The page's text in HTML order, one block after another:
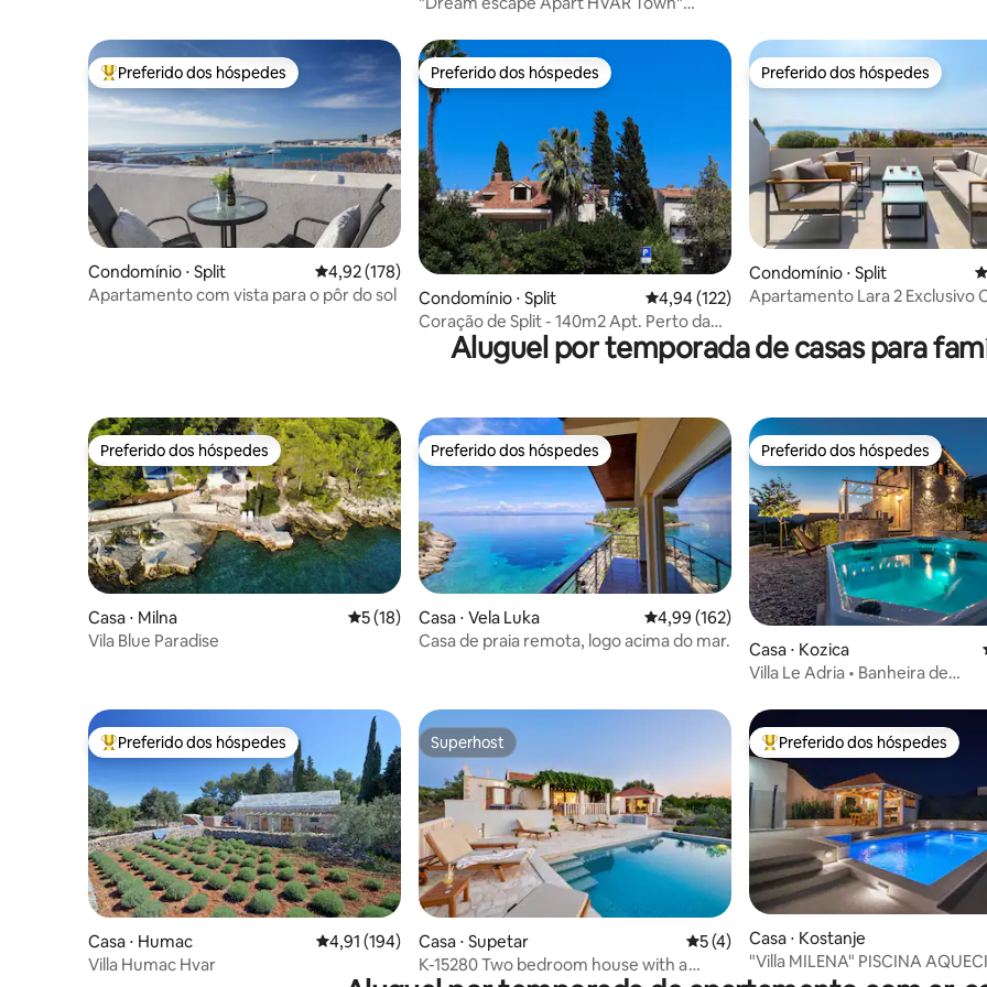
Entre os melhores preferidos dos hóspedes
Preferido dos hóspedes
Condomínio ⋅ Split 4,92 de uma avaliação média de 5, 178 avaliações
4,92 (178)
Apartamento com vista para o pôr do sol
Preferido dos hóspedes
Preferido dos hóspedes
Condomínio ⋅ Split 4,94 de uma avaliação média de 5, 122
4,94 (122)
Coração de Split - 140m2 Apt. Perto da
Cidade Velha e da Praia
Preferido dos hóspedes
Preferido dos hóspedes
Condomínio ⋅ Split
Apartamento Lara 2 Exclusivo
Aluguel por temporada de casas para
Preferido dos hóspedes
Preferido dos hóspedes
Casa ⋅ Milna 5 de uma avaliação média de 5, 18 avaliações
5 (18)
Vila Blue Paradise
Preferido dos hóspedes
Preferido dos hóspedes
Casa ⋅ Vela Luka 4,99 de uma avaliação média de 5, 162
4,99 (162)
Casa de praia remota, logo acima do mar.
Preferido dos hóspedes
Preferido dos hóspedes
Casa ⋅ Kozica
Villa Le Adria • Banheira de
Estacionamento na praia
Entre os melhores preferidos dos hóspedes
Preferido dos hóspedes
Casa ⋅ Humac 4,91 de uma avaliação média de 5, 194 avaliações
4,91 (194)
Villa Humac Hvar
Superhost
Superhost
Casa ⋅ Supetar 5 de uma avaliação média de 5, 4
5 (4)
K-15280 Two bedroom house with a
Entre os melhores preferidos
Preferido dos hóspedes
Casa ⋅ Kostanje
"Villa MILENA" PISCINA
JACUZZI, CHURRASQUEIRA,